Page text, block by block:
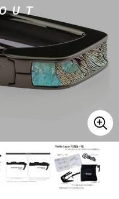
電子ピアノ
レコーディング機器